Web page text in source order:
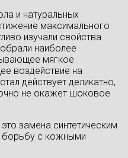
и натуральных
максимального
изучали свойства
наиболее
мягкое
воздействие на
действует деликатно,
не окажет шоковое
замена синтетическим
борьбу с кожными